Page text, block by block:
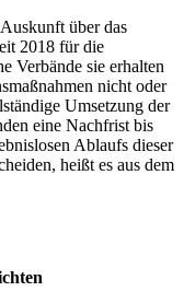
über das
2018 für die
Verbände sie erhalten
nicht oder
Umsetzung der
eine Nachfrist bis
Ablaufs dieser
heißt es aus dem